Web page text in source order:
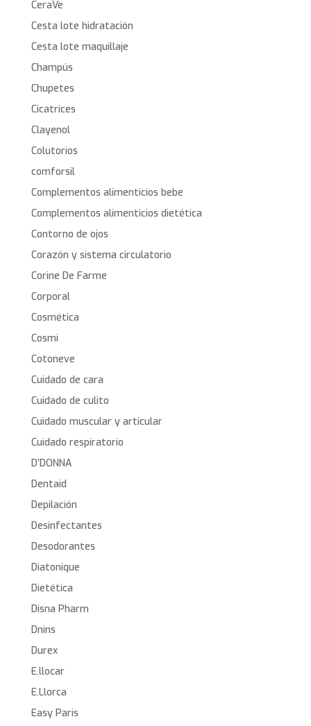
CeraVe
Cesta lote hidratación
Cesta lote maquillaje
Champús
Chupetes
Cicatrices
Clayenol
Colutorios
comforsil
Complementos alimenticios bebe
Complementos alimenticios dietética
Contorno de ojos
Corazón y sistema circulatorio
Corine De Farme
Corporal
Cosmética
Cosmi
Cotoneve
Cuidado de cara
Cuidado de culito
Cuidado muscular y articular
Cuidado respiratorio
D’DONNA
Dentaid
Depilación
Desinfectantes
Desodorantes
Diatonique
Dietética
Disna Pharm
Dnins
Durex
E.llocar
E.Llorca
Easy Paris